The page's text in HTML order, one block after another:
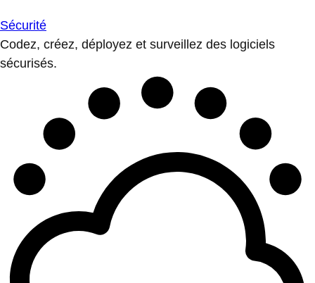
Sécurité
Codez, créez, déployez et surveillez des logiciels
sécurisés.